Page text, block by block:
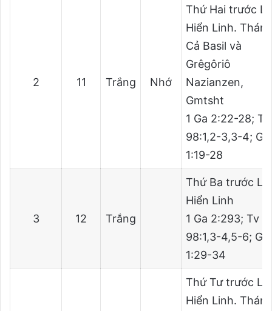
2 11 Trắng Nhớ
Thứ Hai trước Lễ
Hiển Linh.
Cả Basil và
Grêgôriô
Nazianzen,
Gmtsht
1 Ga 2:22-28; Tv
98:1,2-3,3-4; Ga
1:19-28
3 12 Trắng
Thứ Ba trước Lễ
Hiển Linh
1 Ga 2:293; Tv
98:1,3-4,5-6; Ga
1:29-34
Thứ Tư trước Lễ
Hiển Linh.